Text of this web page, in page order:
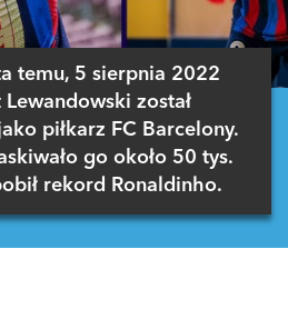
temu, 5 sierpnia 2022
został
piłkarz FC Barcelony.
go około 50 tys.
rekord Ronaldinho.